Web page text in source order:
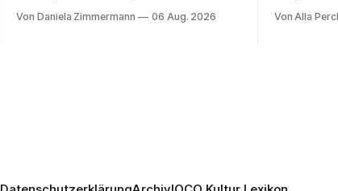
Wirklichkeit. Verena von Kerssenbrock
Von Daniela Zimmermann 06 Aug. 2026
Musik,
Von Alla